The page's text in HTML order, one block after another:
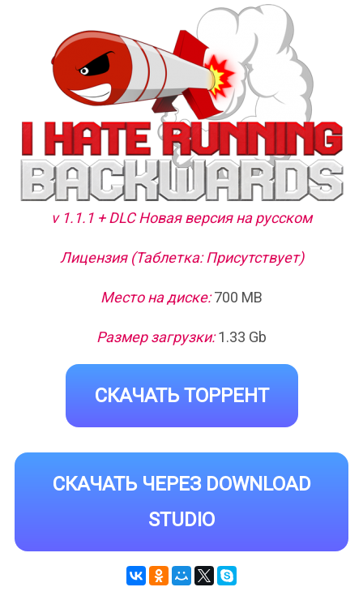
v 1.1.1 + DLC Новая версия на русском
Лицензия (Таблетка: Присутствует)
Место на диске:700 MB
Размер загрузки:1.33 Gb
СКАЧАТЬ ТОРРЕНТ
СКАЧАТЬ ЧЕРЕЗ DOWNLOAD
STUDIO